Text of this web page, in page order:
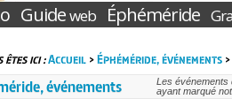
Guideweb Éphéméride
êtes ici :Accueil>Éphéméride, événements>
événements
Les événements
ayant marqué